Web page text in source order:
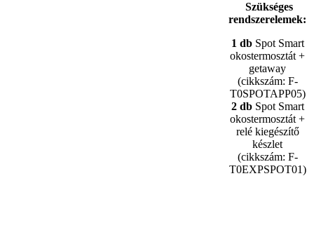
Szükséges
rendszerelemek:
1 dbSpot Smart
okostermosztát +
getaway
(cikkszám: F-
T0SPOTAPP05)
2 dbSpot Smart
okostermosztát +
relé kiegészítő
készlet
(cikkszám: F-
T0EXPSPOT01)